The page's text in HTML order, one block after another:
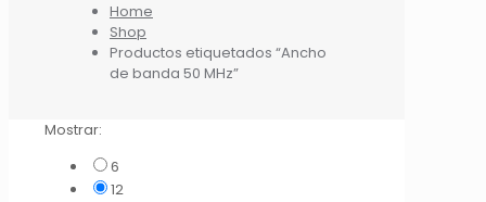
Home
Shop
Productos etiquetados “Ancho
de banda 50 MHz”
Mostrar:
6
12